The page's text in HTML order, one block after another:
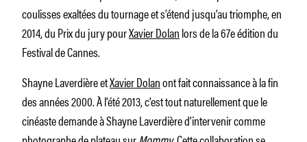
coulisses exaltées du tournage et s’étend jusqu’au triomphe, en
2014, du Prix du jury pourXavier Dolanlors de la 67e édition du
Festival de Cannes.
Shayne Laverdière etXavier Dolanont fait connaissance à la fin
des années 2000. À l’été 2013, c’est tout naturellement que le
cinéaste demande à Shayne Laverdière d’intervenir comme